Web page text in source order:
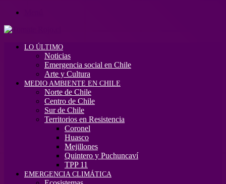
LO ÚLTIMO
Noticias
Emergencia social en Chile
Arte y Cultura
MEDIO AMBIENTE EN CHILE
Norte de Chile
Centro de Chile
Sur de Chile
Territorios en Resistencia
Coronel
Huasco
Mejillones
Quintero y Puchuncaví
TPP 11
EMERGENCIA CLIMÁTICA